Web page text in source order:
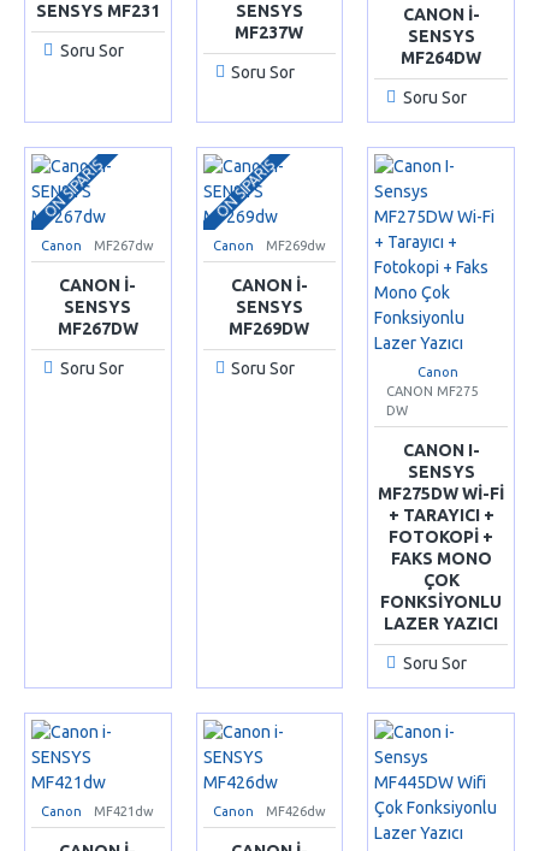
SENSYS MF231
Soru Sor
SENSYS
MF237W
Soru Sor
CANON I-
SENSYS
MF264DW
Soru Sor
ÖN SIPARIŞ
Canon MF267dw
CANON I-
SENSYS
MF267DW
Soru Sor
ÖN SIPARIŞ
Canon MF269dw
CANON I-
SENSYS
MF269DW
Soru Sor
Canon
CANON MF275
DW
CANON I-
SENSYS
MF275DW WI-FI
+ TARAYICI +
FOTOKOPI +
FAKS MONO
ÇOK
FONKSIYONLU
LAZER YAZICI
Soru Sor
Canon MF421dw Canon MF426dw